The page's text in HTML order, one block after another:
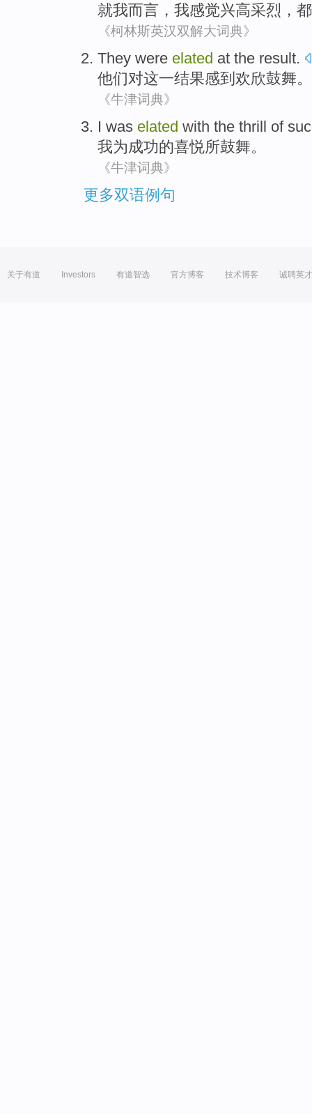
就我而言 ， 我感觉兴高采烈 ，
《柯林斯英汉双解大词典》
They were elated at the result.
他们对这一结果感到 欢欣鼓舞。
《牛津词典》
I was elated with the thrill of
我为成功的喜悦所鼓舞。
《牛津词典》
更多双语例句
关于有道 Investors 有道智选 官方博客 技术博客 诚聘英才